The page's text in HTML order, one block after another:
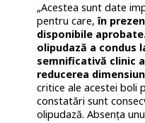
„Acestea sunt date
pentru care, în
disponibile
olipudază a condus
semnificativă clinic
reducerea
critice ale acestei boli
constatări sunt
olipudază. Absența